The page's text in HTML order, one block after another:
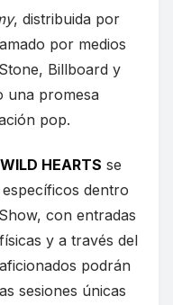
, distribuida por
por medios
Billboard y
una promesa
pop.
HEARTS se
dentro
con entradas
y a través del
podrán
sesiones únicas